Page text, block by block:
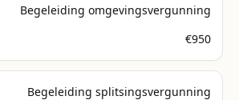
Begeleiding omgevingsvergunning
€950
Begeleiding splitsingsvergunning